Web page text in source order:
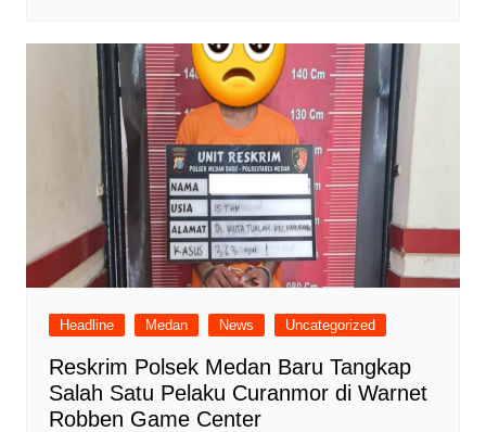
Headline Medan News Uncategorized
Reskrim Polsek Medan Baru Tangkap
Salah Satu Pelaku Curanmor di Warnet
Robben Game Center